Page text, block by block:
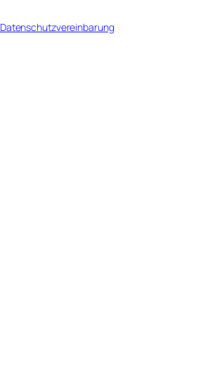
Datenschutzvereinbarung